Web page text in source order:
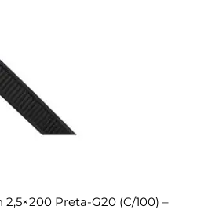
2,5×200 Preta-G20 (c/100) –